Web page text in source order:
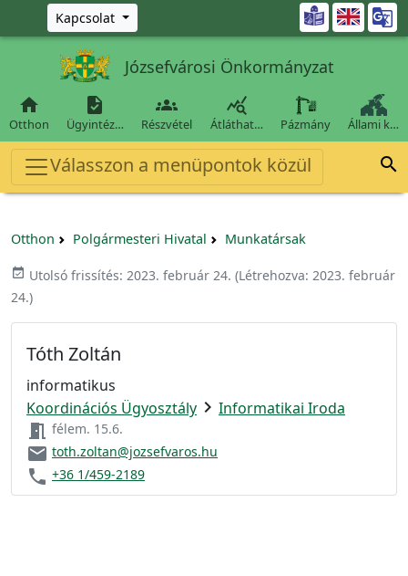
Ugrás a fő tartalomra
Kapcsolat 
Józsefvárosi Önkormányzat

Otthon

Ügyintéz…

Részvétel

Átláthat… Pázmány Állami k…
Válasszon a menüpontok közül 
Otthon Polgármesteri Hivatal Munkatársak
event_available Utolsó frissítés: 2023. február 24. (Létrehozva: 2023. február
24.)
Tóth Zoltán
informatikus
Koordinációs Ügyosztály chevron_right Informatikai Iroda
meeting_room félem. 15.6.
email toth.zoltan@jozsefvaros.hu
phone +36 1/459-2189